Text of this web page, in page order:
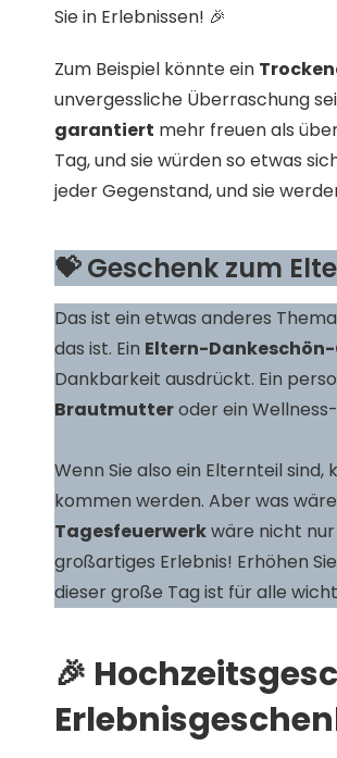
Sie in Erlebnissen! 🎉
Zum Beispiel könnte ein
unvergessliche Überraschung
garantiert mehr freuen als
Tag, und sie würden so etwas
jeder Gegenstand, und sie
💝 Geschenk zum
Das ist ein etwas anderes
das ist. Ein Eltern-
Dankbarkeit ausdrückt. Ein
Brautmutteroder ein
Wenn Sie also ein Elternteil sind,
kommen werden. Aber was
Tagesfeuerwerkwäre nicht
großartiges Erlebnis! Erhöhen
dieser große Tag ist für alle
🎉